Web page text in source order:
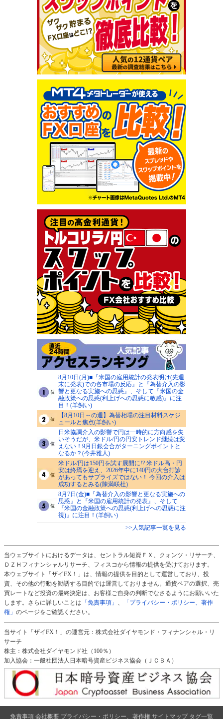
8月10日(月)■『米国の雇用統計の発表明け(先週
末に発表)での各市場の反応』と『為替介入の影
響と更なる実施への思惑』、そして『米国の金
融政策への思惑(利上げへの思惑に敏感)』に注
目！(羊飼い)
【8月10日～の週】為替相場の注目材料スケジ
ュールと焦点(羊飼い)
日米協調介入の影響で円は一時的に方向感を失
いそうだが、米ドル/円の円安トレンド継続は変
えない！9月日銀会合がターニングポイントと
なるか？(今井雅人)
米ドル/円は150円を試す展開に!? 米ドル高・円
安は終焉を迎え、2026年中に140円の大台打診
があってもサプライズではない！ 今回の介入は
成功するとみる(陳満咲杜)
8月7日(金)■『為替介入の影響と更なる実施への
思惑』と『米国の雇用統計の発表』、そして
『米国の金融政策への思惑(利上げへの思惑に注
視)』に注目！(羊飼い)
>>人気記事一覧を見る
当ウェブサイトにおけるデータは、セントラル短資ＦＸ、クォンツ・リサーチ、
ＤＺＨフィナンシャルリサーチ、フィスコから情報の提供を受けております。
本ウェブサイト「ザイFX！」は、情報の提供を目的として運営しており、投
資、その他の行動を勧誘する目的では運営しておりません。通貨ペアの選択、売
買レートなど投資の最終決定は、お客様ご自身の判断でなさるようにお願いいた
します。さらに詳しいことは 「免責事項」 、
「プライバシー・ポリシー、著作
権」 のページをご確認ください。
当サイト「ザイFX！」の運営元：株式会社ダイヤモンド・フィナンシャル・リ
サーチ
株主：株式会社ダイヤモンド社（100％）
加入協会：一般社団法人日本暗号資産ビジネス協会（ＪＣＢＡ）
免責事項 会社概要 プライバシー・ポリシー、著作権 サイトマップ タグ一覧